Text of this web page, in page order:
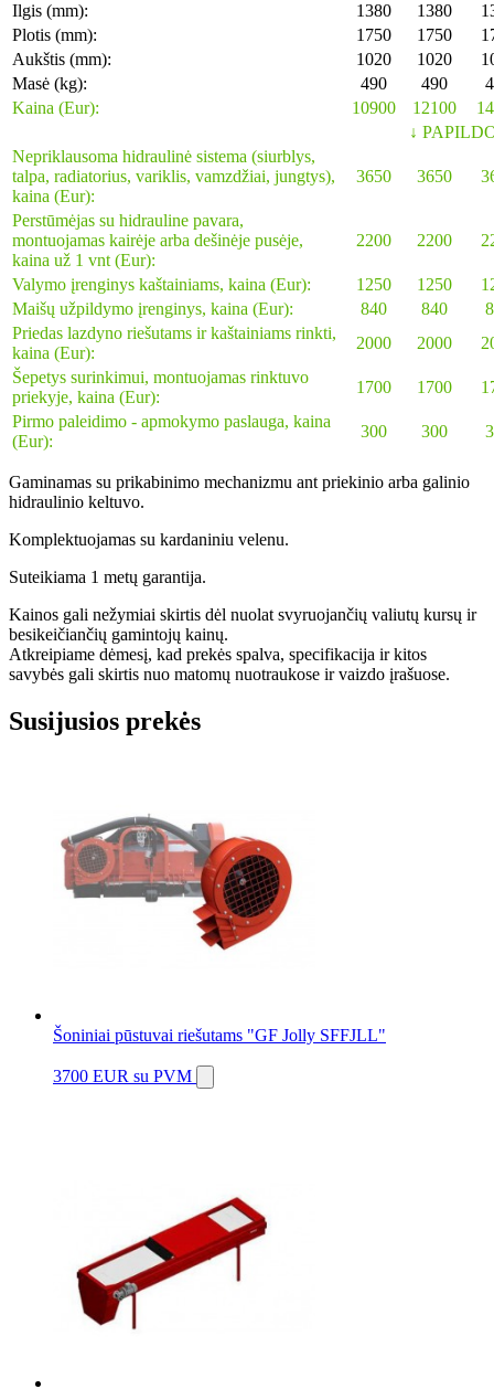
Ilgis (mm):
1380 1380
Plotis (mm):
1750 1750
Aukštis (mm):
1020 1020
Masė (kg):
490 490
Kaina (Eur):
10900 12100
↓
Nepriklausoma hidraulinė sistema (siurblys,
talpa, radiatorius, variklis, vamzdžiai, jungtys),
kaina (Eur):
3650 3650
Perstūmėjas su hidrauline pavara,
montuojamas kairėje arba dešinėje pusėje,
kaina už 1 vnt (Eur):
2200 2200
Valymo įrenginys kaštainiams, kaina (Eur): 1250 1250
Maišų užpildymo įrenginys, kaina (Eur):
840 840
Priedas lazdyno riešutams ir kaštainiams rinkti,
kaina (Eur):
2000 2000
Šepetys surinkimui, montuojamas rinktuvo
priekyje, kaina (Eur):
1700 1700
Pirmo paleidimo - apmokymo paslauga, kaina
(Eur):
300 300
Gaminamas su prikabinimo mechanizmu ant priekinio arba galinio
hidraulinio keltuvo.
Komplektuojamas su kardaniniu velenu.
Suteikiama 1 metų garantija.
Kainos gali nežymiai skirtis dėl nuolat svyruojančių valiutų kursų ir
besikeičiančių gamintojų kainų.
Atkreipiame dėmesį, kad prekės spalva, specifikacija ir kitos
savybės gali skirtis nuo matomų nuotraukose ir vaizdo įrašuose.
Susijusios prekės
Šoniniai pūstuvai riešutams "GF Jolly SFFJLL"
3700 EUR su PVM